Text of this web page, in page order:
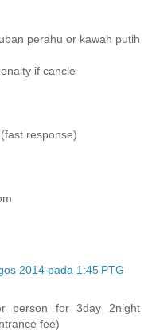
perahu or kawah putih
if cancle
response)
2014 pada 1:45 PTG
person for 3day 2night
fee)